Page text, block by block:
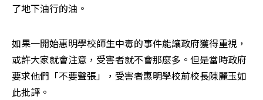
了地下油行的油。
如果一開始惠明學校師生中毒的事件能讓政府獲得重視，
或許大家就會注意，受害者就不會那麼多。但是當時政府
要求他們「不要聲張」，受害者惠明學校前校長陳麗玉如
此批評。